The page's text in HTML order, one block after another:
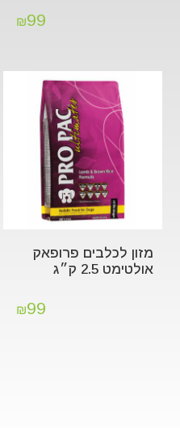
₪99
מזון לכלבים פרופאק
אולטימט 2.5 ק״ג
₪99